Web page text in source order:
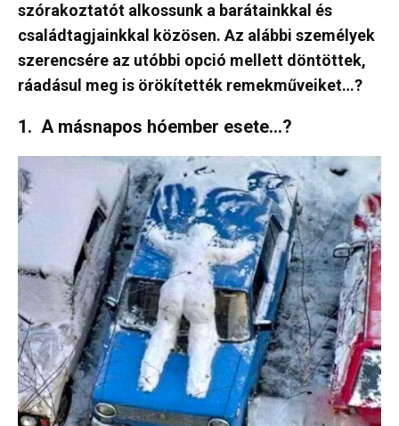
szórakoztatót alkossunk a barátainkkal és
családtagjainkkal közösen. Az alábbi személyek
szerencsére az utóbbi opció mellett döntöttek,
ráadásul meg is örökítették remekműveiket…?
1. A másnapos hóember esete…?